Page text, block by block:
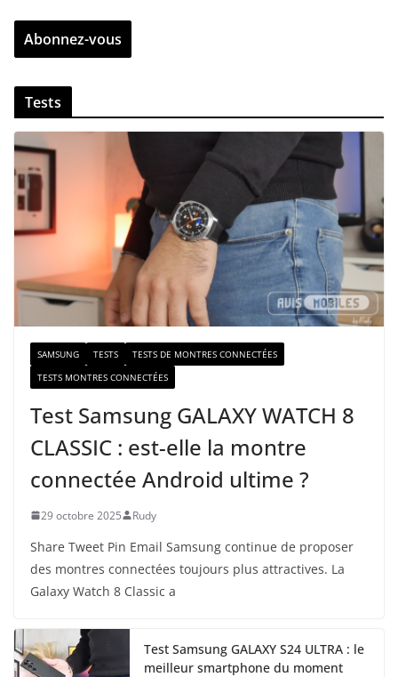
r
z
v
t
r
e
e
m
i
Abonnez-vous
Tests
SAMSUNG TESTS
TESTS DE MONTRES CONNECTÉES
TESTS MONTRES CONNECTÉES
Test Samsung GALAXY WATCH 8
CLASSIC : est-elle la montre
connectée Android ultime ?
29 octobre 2025 Rudy
Share Tweet Pin Email Samsung continue de proposer
des montres connectées toujours plus attractives. La
Galaxy Watch 8 Classic a
Test Samsung GALAXY S24 ULTRA : le
meilleur smartphone du moment